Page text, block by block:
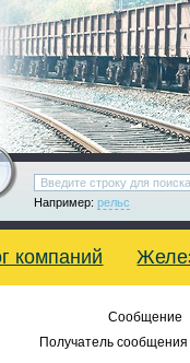
Например: рельс
компаний
Сообщение
Получатель сообщения